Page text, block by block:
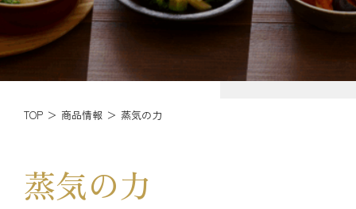
TOP 商品情報 蒸気の力
蒸気の力